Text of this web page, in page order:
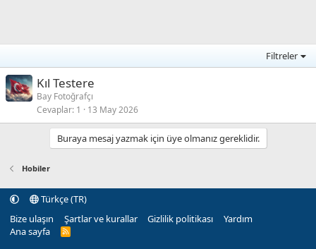
Filtreler
Kıl Testere
Bay Fotoğrafçı
Cevaplar 1 13 May 2026
Buraya mesaj yazmak için üye olmanız gereklidir.
Hobiler
Türkçe (TR)
Bize ulaşın
Şartlar ve kurallar Gizlilik politikası
Yardım
Ana sayfa
R